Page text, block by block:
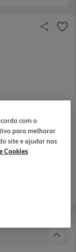
com o
para melhorar
site e ajudar nas
Cookies